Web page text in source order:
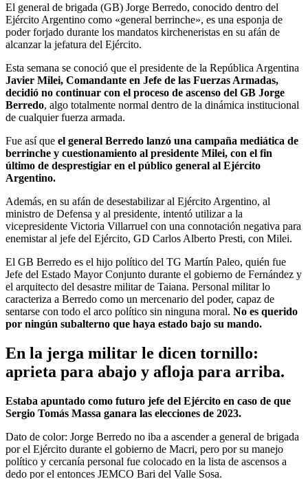
El general de brigada (GB) Jorge Berredo, conocido dentro del
Ejército Argentino como «general berrinche», es una esponja de
poder forjado durante los mandatos kircheneristas en su afán de
alcanzar la jefatura del Ejército.
Esta semana se conoció que el presidente de la República Argentina
Javier Milei, Comandante en Jefe de las Fuerzas Armadas,
decidió no continuar con el proceso de ascenso del GB Jorge
Berredo, algo totalmente normal dentro de la dinámica institucional
de cualquier fuerza armada.
Fue así que el general Berredo lanzó una campaña mediática de
berrinche y cuestionamiento al presidente Milei, con el fin
último de desprestigiar en el público general al Ejército
Argentino.
Además, en su afán de desestabilizar al Ejército Argentino, al
ministro de Defensa y al presidente, intentó utilizar a la
vicepresidente Victoria Villarruel con una connotación negativa para
enemistar al jefe del Ejército, GD Carlos Alberto Presti, con Milei.
El GB Berredo es el hijo político del TG Martín Paleo, quién fue
Jefe del Estado Mayor Conjunto durante el gobierno de Fernández y
el arquitecto del desastre militar de Taiana. Personal militar lo
caracteriza a Berredo como un mercenario del poder, capaz de
sentarse con todo el arco político sin ninguna moral. No es querido
por ningún subalterno que haya estado bajo su mando.
En la jerga militar le dicen tornillo:
aprieta para abajo y afloja para arriba.
Estaba apuntado como futuro jefe del Ejército en caso de que
Sergio Tomás Massa ganara las elecciones de 2023.
Dato de color: Jorge Berredo no iba a ascender a general de brigada
por el Ejército durante el gobierno de Macri, pero por su manejo
político y cercanía personal fue colocado en la lista de ascensos a
dedo por el entonces JEMCO Bari del Valle Sosa.